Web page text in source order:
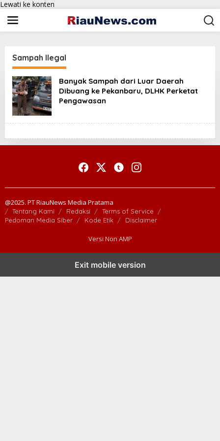
Lewati ke konten
Sampah Ilegal
Banyak Sampah dari Luar Daerah
Dibuang ke Pekanbaru, DLHK Perketat
Pengawasan
@2025. PT RiauNews Media Pratama
Tentang Kami Redaksi
Terms of Service
Pedoman Media Siber
Kode Etik Disclaimer
Versi Non AMP
Exit mobile version